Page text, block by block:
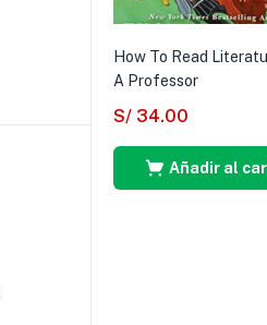
How To Read
A Professor
S/ 34.00
Añadir al